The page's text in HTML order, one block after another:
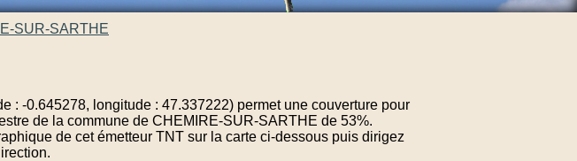
SUR-SARTHE
: -0.645278, longitude : 47.337222) permet une couverture pour
de la commune de CHEMIRE-SUR-SARTHE de 53%.
de cet émetteur TNT sur la carte ci-dessous puis dirigez